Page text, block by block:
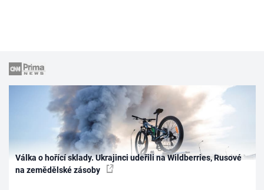
Válka o hořící sklady. Ukrajinci udeřili na Wildberries, Rusové
na zemědělské zásoby